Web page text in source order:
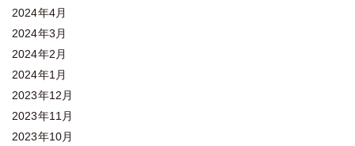
2024年4月
2024年3月
2024年2月
2024年1月
2023年12月
2023年11月
2023年10月